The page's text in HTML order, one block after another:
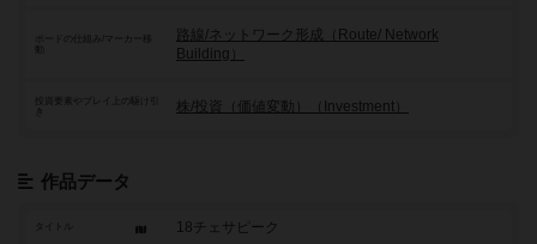
ボードの仕組み/マーカー移
路線/ネットワーク形成（Route/ Network
Building）
投資要素やプレイ上の駆け引
き
株/投資（価値変動）（Investment）
作品データ
タイトル 18チェサピーク